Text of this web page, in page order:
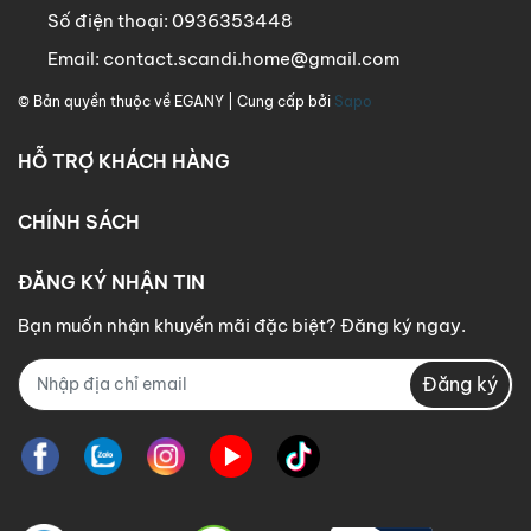
Số điện thoại: 0936353448
Email: contact.scandi.home@gmail.com
© Bản quyền thuộc về EGANY | Cung cấp bởi Sapo
HỖ TRỢ KHÁCH HÀNG
CHÍNH SÁCH
ĐĂNG KÝ NHẬN TIN
Bạn muốn nhận khuyến mãi đặc biệt? Đăng ký ngay.
Đăng ký